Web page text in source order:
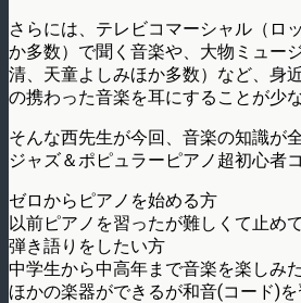
さらには、テレビコマーシャル（ロ
か多数）で聞く音楽や、大物ミュー
清、天童よしみほか多数）など、身
の携わった音楽を耳にすることが少
そんな西先生が今回、音楽の知識が
ジャズ＆ポピュラーピアノ超初心者
ゼロからピアノを始める方
以前ピアノを習ったが難しくて止め
弾き語りをしたい方
中学生から中高年まで音楽を楽しみ
ほかの楽器ができるが和音(コード)